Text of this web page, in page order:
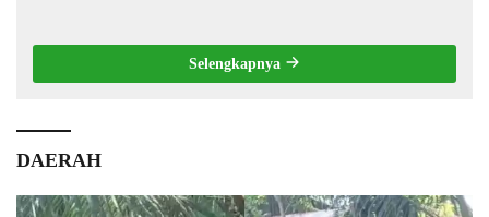
Selengkapnya
DAERAH